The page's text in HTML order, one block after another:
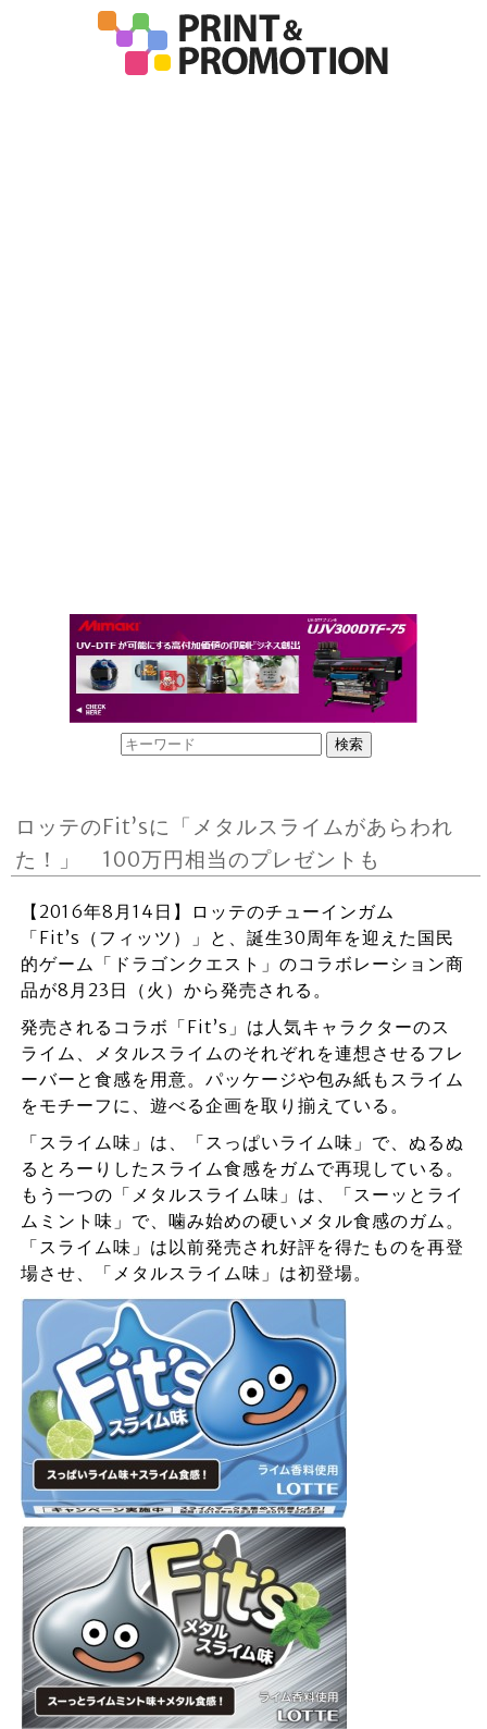
ロッテのFit’sに「メタルスライムがあらわれ
た！」 100万円相当のプレゼントも
【2016年8月14日】ロッテのチューインガム
「Fit’s（フィッツ）」と、誕生30周年を迎えた国民
的ゲーム「ドラゴンクエスト」のコラボレーション商
品が8月23日（火）から発売される。
発売されるコラボ「Fit’s」は人気キャラクターのス
ライム、メタルスライムのそれぞれを連想させるフレ
ーバーと食感を用意。パッケージや包み紙もスライム
をモチーフに、遊べる企画を取り揃えている。
「スライム味」は、「スっぱいライム味」で、ぬるぬ
るとろーりしたスライム食感をガムで再現している。
もう一つの「メタルスライム味」は、「スーッとライ
ムミント味」で、噛み始めの硬いメタル食感のガム。
「スライム味」は以前発売され好評を得たものを再登
場させ、「メタルスライム味」は初登場。